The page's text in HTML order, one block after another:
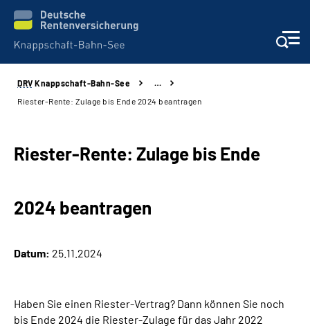
Aktuelles & Presse
KBS exklusiv
Online-Services
DRV Knappschaft-Bahn-See
…
Riester-Rente: Zulage bis Ende 2024 beantragen
Riester-Rente: Zulage bis Ende
2024 beantragen
Datum: 25.11.2024
Haben Sie einen Riester-Vertrag? Dann können Sie noch
bis Ende 2024 die Riester-Zulage für das Jahr 2022